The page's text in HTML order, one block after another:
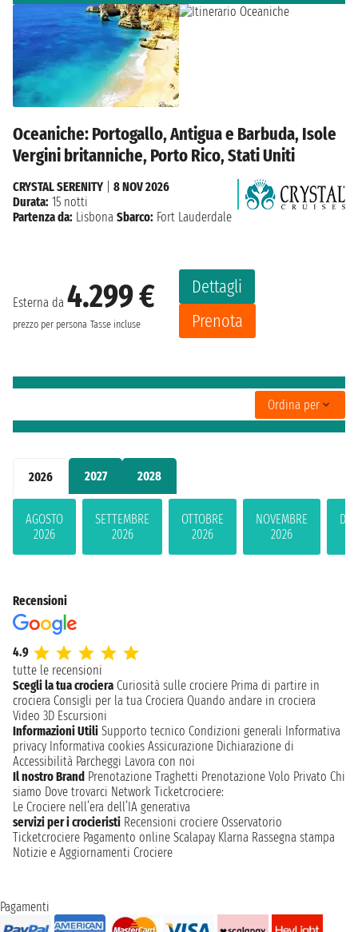
2026 2027 2028
AGOSTO
2026
SETTEMBRE
2026
OTTOBRE
2026
NOVEMBRE
2026
Oceaniche: Portogallo, Antigua e Barbuda, Isole
Vergini britanniche, Porto Rico, Stati Uniti
Esterna da 4.299 €
prezzo per persona Tasse incluse
Dettagli
Prenota
CRYSTAL SERENITY
8 NOV 2026
Durata: 15 notti
Partenza da: Lisbona Sbarco: Fort Lauderdale
Ordina per
Recensioni
4.9
tutte le recensioni
Scegli la tua crociera Curiosità sulle crociere Prima di partire in
crociera Consigli per la tua Crociera Quando andare in crociera
Video 3D Escursioni
Informazioni Utili Supporto tecnico Condizioni generali Informativa
privacy Informativa cookies Assicurazione Dichiarazione di
Accessibilità Parcheggi Lavora con noi
Il nostro Brand Prenotazione Traghetti Prenotazione Volo Privato Chi
siamo Dove trovarci Network Ticketcrociere:
Le Crociere nell’era dell’IA generativa
servizi per i crocieristi Recensioni crociere Osservatorio
Ticketcrociere Pagamento online Scalapay Klarna Rassegna stampa
Notizie e Aggiornamenti Crociere
Pagamenti